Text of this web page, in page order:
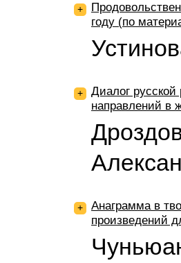
+
году (по
+
Диалог
направлений в
+
Анаграмма в
произведений